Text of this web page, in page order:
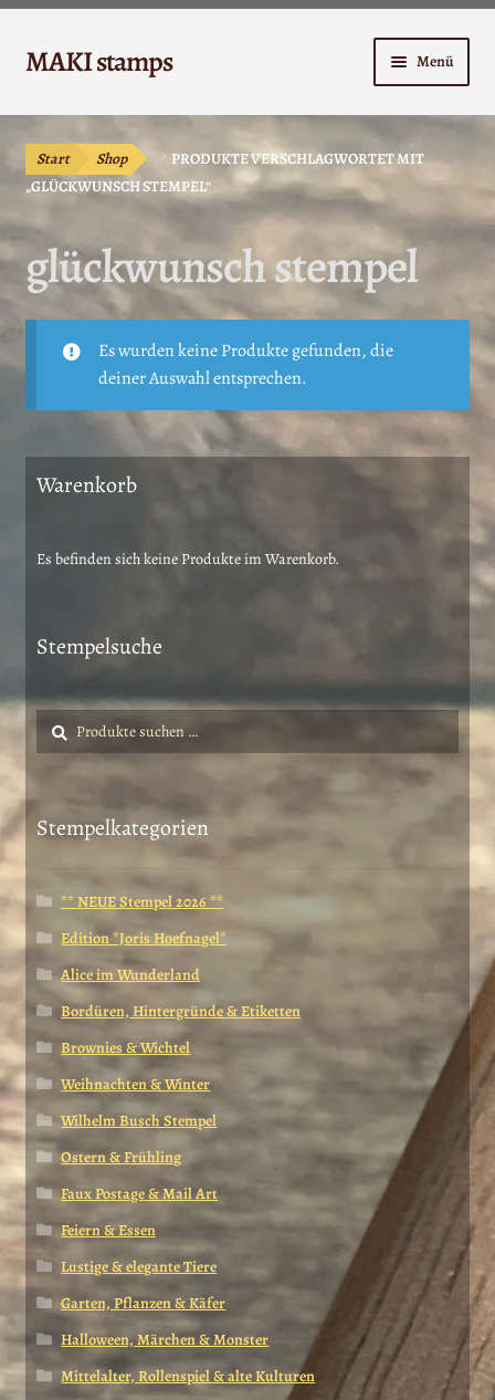
Zur
Navigation
Zum
Inhalt
MAKI stamps Menü
Shop
Warenkorb
Kasse
Anleitungen
Kontakt
Mein Konto
Start Shop
PRODUKTE VERSCHLAGWORTET MIT
„GLÜCKWUNSCH STEMPEL“
glückwunsch stempel
Es wurden keine Produkte gefunden, die
deiner Auswahl entsprechen.
Warenkorb
Es befinden sich keine Produkte im Warenkorb.
Stempelsuche
Suche
nach:
Suchen
Stempelkategorien
** NEUE Stempel 2026 **
Edition *Joris Hoefnagel*
Alice im Wunderland
Bordüren, Hintergründe & Etiketten
Brownies & Wichtel
Weihnachten & Winter
Wilhelm Busch Stempel
Ostern & Frühling
Faux Postage & Mail Art
Feiern & Essen
Lustige & elegante Tiere
Garten, Pflanzen & Käfer
Halloween, Märchen & Monster
Mittelalter, Rollenspiel & alte Kulturen